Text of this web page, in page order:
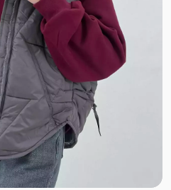
السا
ورنی
میکرو تنسل